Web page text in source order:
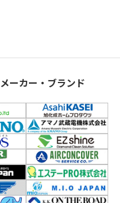
ーカー・ブランド